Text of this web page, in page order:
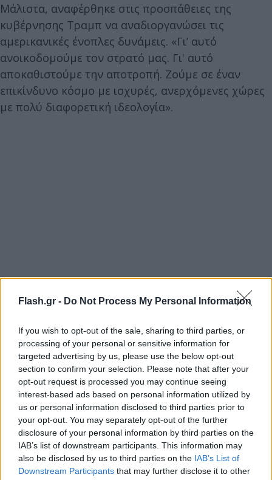
Flash.gr - Do Not Process My Personal Information
If you wish to opt-out of the sale, sharing to third parties, or
processing of your personal or sensitive information for
targeted advertising by us, please use the below opt-out
section to confirm your selection. Please note that after your
opt-out request is processed you may continue seeing
interest-based ads based on personal information utilized by
us or personal information disclosed to third parties prior to
your opt-out. You may separately opt-out of the further
disclosure of your personal information by third parties on the
IAB’s list of downstream participants. This information may
also be disclosed by us to third parties on the IAB’s List of
Downstream Participants that may further disclose it to other
Μάλιστα, αναφέρθηκε στις προσπάθειες της
κυβέρνησης Τραμπ να αναδιοργανώσει τις
αμερικανικές ένοπλες δυνάμεις. «Γι’ αυτό
ανοικοδομούμε τον στρατό μας. Γι' αυτό
αποκαθιστούμε την αποτροπή. Ζούμε σε έναν
επικίνδυνο κόσμο με ισχυρές, ανερχόμενες χώρες
με πολύ διαφορετική ιδεολογία».